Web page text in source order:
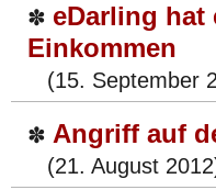
✽ eDarling hat
Einkommen
(15. September
✽ Angriff auf
(21. August